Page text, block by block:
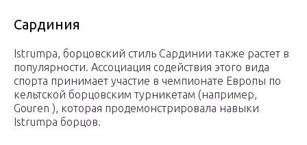
Сардиния
Istrumpa, борцовский стиль Сардинии также растет в
популярности. Ассоциация содействия этого вида
спорта принимает участие в чемпионате Европы по
кельтской борцовским турникетам (например,
Gouren ), которая продемонстрировала навыки
Istrumpa борцов.